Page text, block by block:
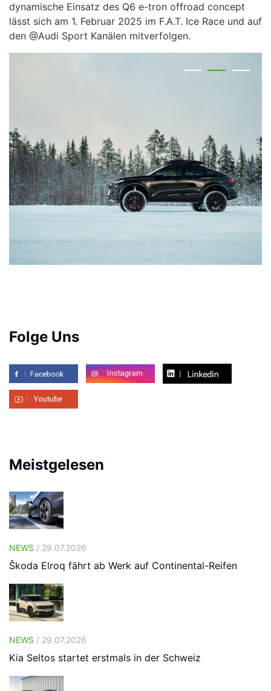
dynamische Einsatz des Q6 e-tron offroad concept
lässt sich am 1. Februar 2025 im F.A.T. Ice Race und auf
den @Audi Sport Kanälen mitverfolgen.
Folge Uns
Meistgelesen
NEWS / 29.07.2026
Škoda Elroq fährt ab Werk auf Continental-Reifen
NEWS / 29.07.2026
Kia Seltos startet erstmals in der Schweiz